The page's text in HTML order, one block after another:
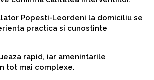
Popesti-Leordeni la domiciliu se
practica si cunostinte
rapid, iar amenintarile
tot mai complexe.